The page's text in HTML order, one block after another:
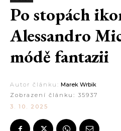
Po stopách
Alessandro
módě fantazii
Autor článku: Marek Wrbik
Zobrazení článku: 35937
3. 10. 2025